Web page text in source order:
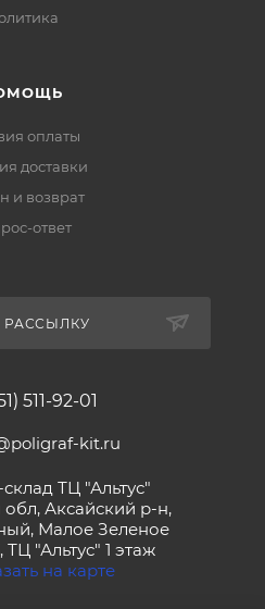
оплаты
доставки
и возврат
ответ
511-92-01
kit.ru
ТЦ "Альтус"
обл, Аксайский р-н,
Малое Зеленое
ТЦ "Альтус" 1 этаж
на карте